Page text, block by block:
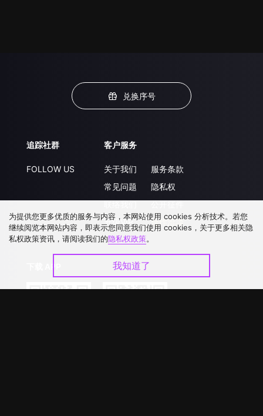
兑换序号
追踪社群
FOLLOW US
客户服务
关于我们
常见问题
升级VIP
服务条款
隐私权
合作洽談
为提供您更多优质的服务与内容，本网站使用 cookies 分析技术。若您
继续阅览本网站内容，即表示您同意我们使用 cookies，关于更多相关隐
私权政策资讯，请阅读我们的隐私权政策。
我知道了